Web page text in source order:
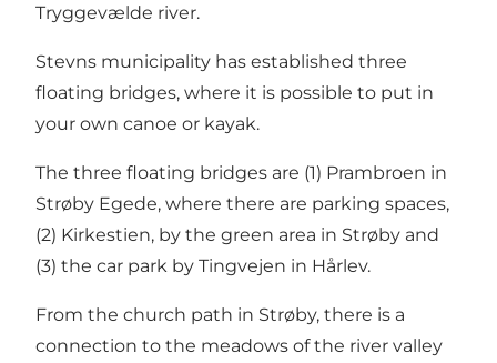
Tryggevælde river.
Stevns municipality has established three
floating bridges, where it is possible to put in
your own canoe or kayak.
The three floating bridges are (1) Prambroen in
Strøby Egede, where there are parking spaces,
(2) Kirkestien, by the green area in Strøby and
(3) the car park by Tingvejen in Hårlev.
From the church path in Strøby, there is a
connection to the meadows of the river valley